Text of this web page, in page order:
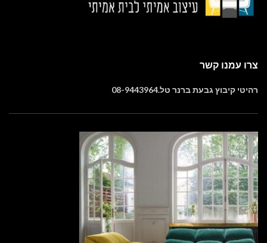
צרו עמנו קשר
רהיטי קיבוץ גבעת ברנר טל.08-9443964